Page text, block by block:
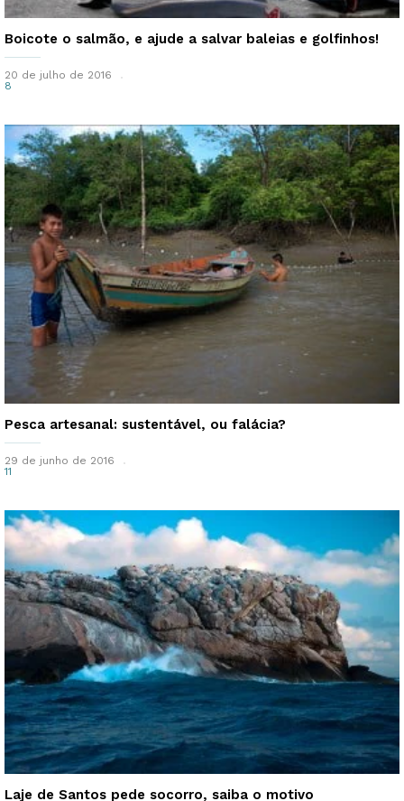
Boicote o salmão, e ajude a salvar baleias e golfinhos!
20 de julho de 2016
8
Pesca artesanal: sustentável, ou falácia?
29 de junho de 2016
11
Laje de Santos pede socorro, saiba o motivo